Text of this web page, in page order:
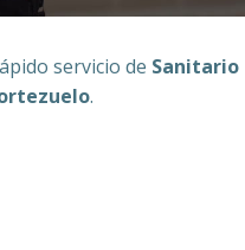
servicio de Sanitario
.